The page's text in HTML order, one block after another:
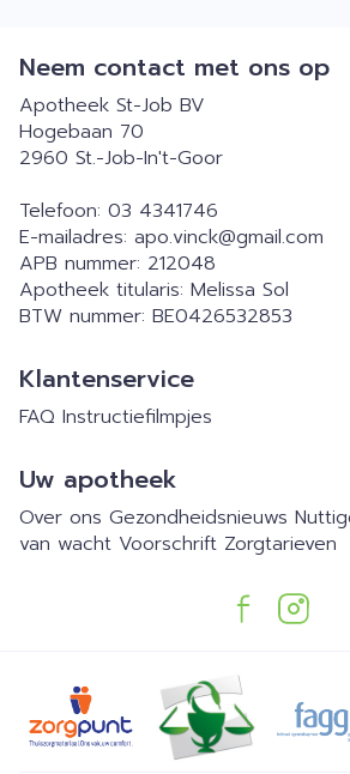
Neem contact met ons op
Apotheek St-Job BV
Hogebaan 70
2960 St.-Job-In't-Goor
Telefoon: 03 4341746
E-mailadres: apo.vinck@gmail.com
APB nummer: 212048
Apotheek titularis: Melissa Sol
BTW nummer: BE0426532853
Klantenservice
FAQ Instructiefilmpjes
Uw apotheek
Over ons Gezondheidsnieuws
van wacht Voorschrift Zorgtarieven